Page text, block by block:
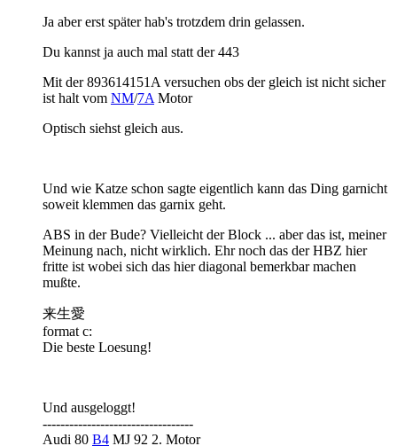
Ja aber erst später hab's trotzdem drin gelassen.
Du kannst ja auch mal statt der 443
Mit der 893614151A versuchen obs der gleich ist nicht sicher
ist halt vom NM/7A Motor
Optisch siehst gleich aus.
Und wie Katze schon sagte eigentlich kann das Ding garnicht
soweit klemmen das garnix geht.
ABS in der Bude? Vielleicht der Block ... aber das ist, meiner
Meinung nach, nicht wirklich. Ehr noch das der HBZ hier
fritte ist wobei sich das hier diagonal bemerkbar machen
mußte.
来生愛
format c:
Die beste Loesung!
Und ausgeloggt!
----------------------------------
Audi 80 B4 MJ 92 2. Motor